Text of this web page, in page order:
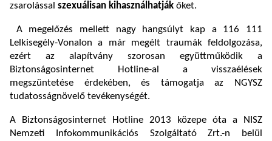
zsarolással szexuálisan kihasználhatják őket.
A megelőzés mellett nagy hangsúlyt kap a 116 111
Lelkisegély-Vonalon a már megélt traumák feldolgozása,
ezért az alapítvány szorosan együttműködik a
Biztonságosinternet Hotline-al a visszaélések
megszüntetése érdekében, és támogatja az NGYSZ
tudatosságnövelő tevékenységét.
A Biztonságosinternet Hotline 2013 közepe óta a NISZ
Nemzeti Infokommunikációs Szolgáltató Zrt.-n belül